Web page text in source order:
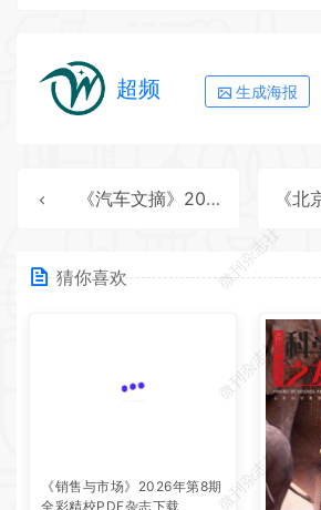
超频 生成海报
《汽车文摘》2025年第8期全彩精校PDF杂志下载
猜你喜欢
《销售与市场》2026年第8期
全彩精校PDF杂志下载
微刊杂志社
微刊杂志社
微刊杂志社